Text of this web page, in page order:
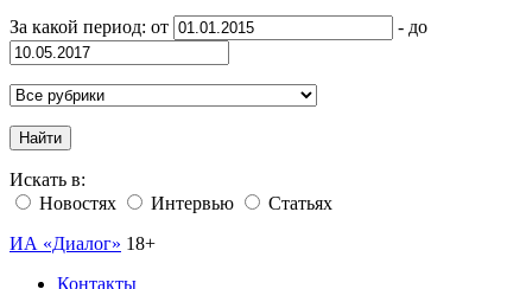
За какой период: от - до
Найти
Искать в:
Новостях
Интервью
Статьях
ИА «Диалог» 18+
Контакты